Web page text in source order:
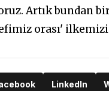
Artık bundan
orası'
LinkedIn